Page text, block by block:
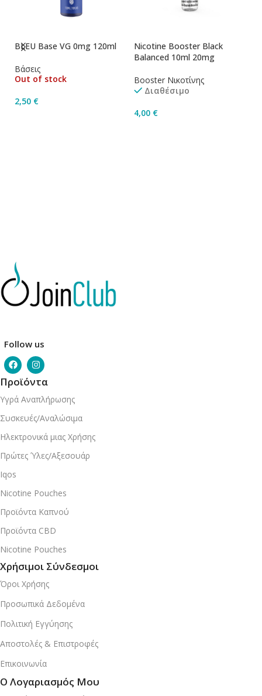
BLEU Base VG 0mg 120ml
Βάσεις
Out of stock
2,50 €
Nicotine Booster Black
Balanced 10ml 20mg
Booster Νικοτίνης
Διαθέσιμο
4,00 €
Follow us
Προϊόντα
Υγρά Αναπλήρωσης
Συσκευές/Αναλώσιμα
Ηλεκτρονικά μιας Χρήσης
Πρώτες Ύλες/Αξεσουάρ
Iqos
Nicotine Pouches
Προϊόντα Καπνού
Προϊόντα CBD
Nicotine Pouches
Χρήσιμοι Σύνδεσμοι
Όροι Χρήσης
Προσωπικά Δεδομένα
Πολιτική Εγγύησης
Αποστολές & Επιστροφές
Επικοινωνία
Ο Λογαριασμός Μου